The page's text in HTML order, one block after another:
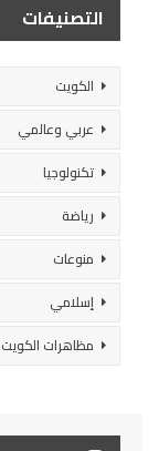
التصنيفات
الكويت
عربي وعالمي
تكنولوجيا
رياضة
منوعات
إسلامي
مظاهرات الكويت